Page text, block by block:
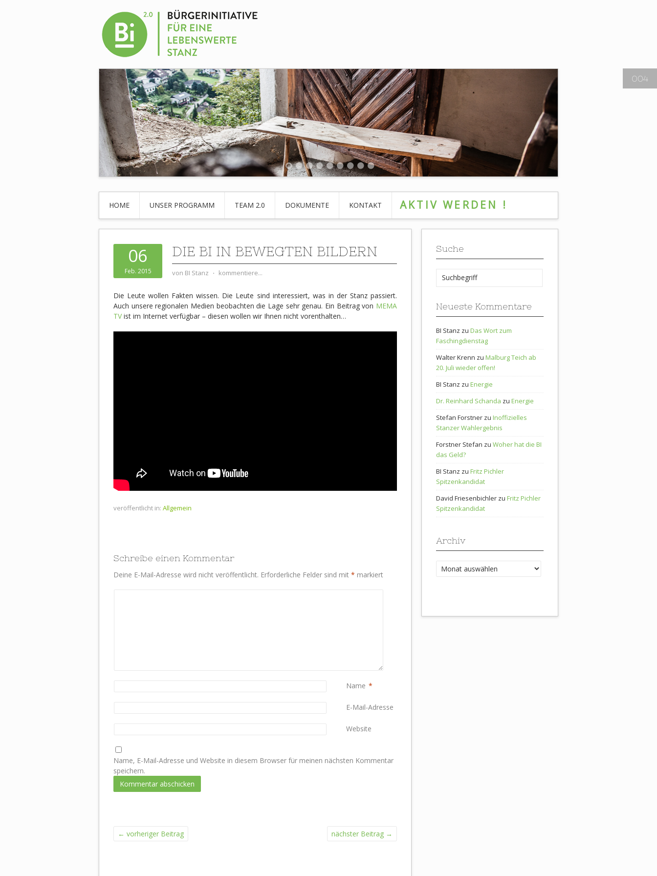
004
HOME UNSER PROGRAMM TEAM 2.0 DOKUMENTE KONTAKT AKTIV WERDEN !
06
Feb. 2015
DIE BI IN BEWEGTEN BILDERN
von BI Stanz ⋅ kommentiere...
Die Leute wollen Fakten wissen. Die Leute sind interessiert, was in der Stanz passiert.
Auch unsere regionalen Medien beobachten die Lage sehr genau. Ein Beitrag von MEMA
TVist im Internet verfügbar – diesen wollen wir Ihnen nicht vorenthalten…
veröffentlicht in: Allgemein
Schreibe einen Kommentar
Deine E-Mail-Adresse wird nicht veröffentlicht. Erforderliche Felder sind mit * markiert
Name *
E-Mail-Adresse
Website
Name, E-Mail-Adresse und Website in diesem Browser für meinen nächsten Kommentar
speichern.
← vorheriger Beitrag nächster Beitrag →
Suche
Neueste Kommentare
BI Stanz zu Das Wort zum
Faschingdienstag
Walter Krenn zu Malburg Teich ab
20. Juli wieder offen!
BI Stanz zu Energie
Dr. Reinhard Schanda zu Energie
Stefan Forstner zu Inoffizielles
Stanzer Wahlergebnis
Forstner Stefan zu Woher hat die BI
das Geld?
BI Stanz zu Fritz Pichler
Spitzenkandidat
David Friesenbichler zu Fritz Pichler
Spitzenkandidat
Archiv
Archiv